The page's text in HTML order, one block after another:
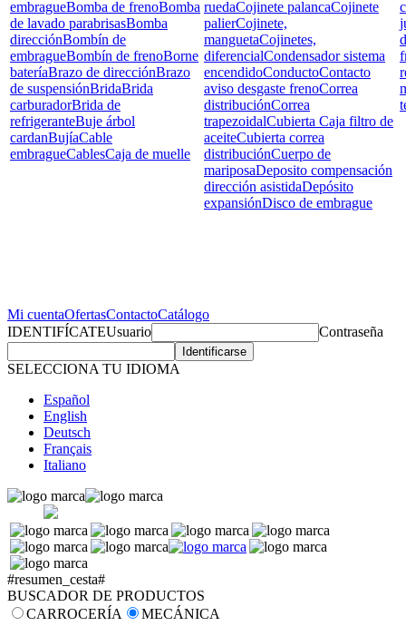
embragueBomba de frenoBomba
de lavado parabrisasBomba
direcciónBombín de
embragueBombín de frenoBorne
bateríaBrazo de direcciónBrazo
de suspensiónBridaBrida
carburadorBrida de
refrigeranteBuje árbol
cardanBujíaCable
embragueCablesCaja de muelle
ruedaCojinete palancaCojinete
palierCojinete,
manguetaCojinetes,
diferencialCondensador sistema
encendidoConductoContacto
aviso desgaste frenoCorrea
distribuciónCorrea
trapezoidalCubierta Caja filtro de
aceiteCubierta correa
distribuciónCuerpo de
mariposaDeposito compensación
dirección asistidaDepósito
expansiónDisco de embrague
Mi cuentaOfertasContactoCatálogo
IDENTIFÍCATEUsuario Contraseña
SELECCIONA TU IDIOMA
Español
English
Deutsch
Français
Italiano
#resumen_cesta#
BUSCADOR DE PRODUCTOS
CARROCERÍA
MECÁNICA